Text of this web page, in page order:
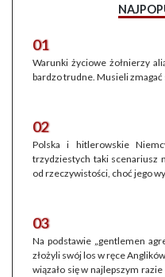
01
Warunki życiowe żołnierzy
bardzo trudne. Musieli zmagać
02
Polska i hitlerowskie
trzydziestych taki scenariusz
od rzeczywistości, choć jego
03
Na podstawie „gentlemen
złożyli swój los w ręce
wiązało się w najlepszym